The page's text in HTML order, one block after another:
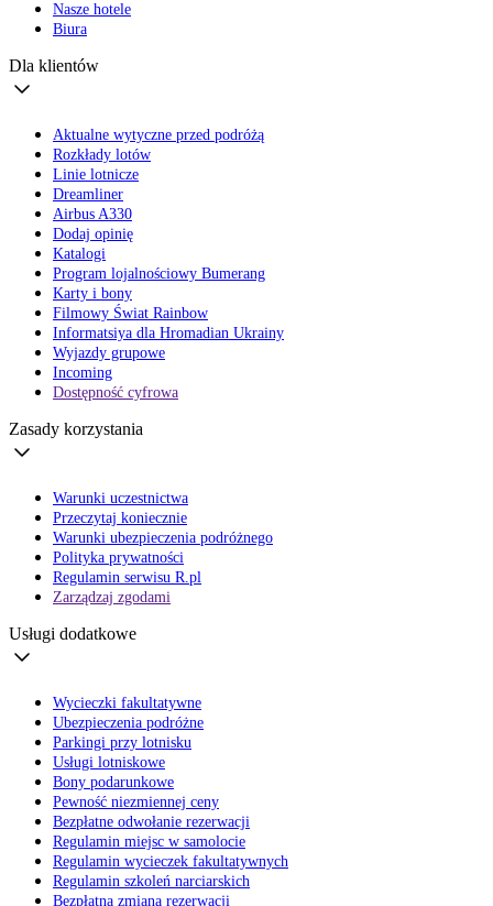
Nasze hotele
Biura
Dla klientów
Aktualne wytyczne przed podróżą
Rozkłady lotów
Linie lotnicze
Dreamliner
Airbus A330
Dodaj opinię
Katalogi
Program lojalnościowy Bumerang
Karty i bony
Filmowy Świat Rainbow
Informatsiya dla Hromadian Ukrainy
Wyjazdy grupowe
Incoming
Dostępność cyfrowa
Zasady korzystania
Warunki uczestnictwa
Przeczytaj koniecznie
Warunki ubezpieczenia podróżnego
Polityka prywatności
Regulamin serwisu R.pl
Zarządzaj zgodami
Usługi dodatkowe
Wycieczki fakultatywne
Ubezpieczenia podróżne
Parkingi przy lotnisku
Usługi lotniskowe
Bony podarunkowe
Pewność niezmiennej ceny
Bezpłatne odwołanie rezerwacji
Regulamin miejsc w samolocie
Regulamin wycieczek fakultatywnych
Regulamin szkoleń narciarskich
Bezpłatna zmiana rezerwacji